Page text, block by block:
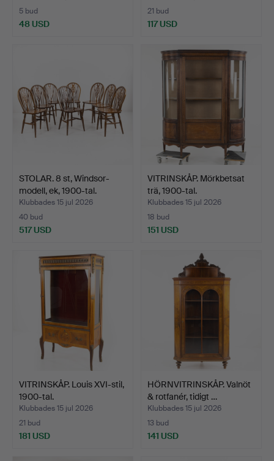
5 bud
48 USD
21 bud
117 USD
STOLAR. 8 st, Windsor-
modell, ek, 1900-tal.
Klubbades 15 jul 2026
40 bud
517 USD
VITRINSKÅP. Mörkbetsat
trä, 1900-tal.
Klubbades 15 jul 2026
18 bud
151 USD
VITRINSKÅP. Louis XVI-stil,
1900-tal.
Klubbades 15 jul 2026
21 bud
181 USD
HÖRNVITRINSKÅP. Valnöt
& rotfanér, tidigt …
Klubbades 15 jul 2026
13 bud
141 USD